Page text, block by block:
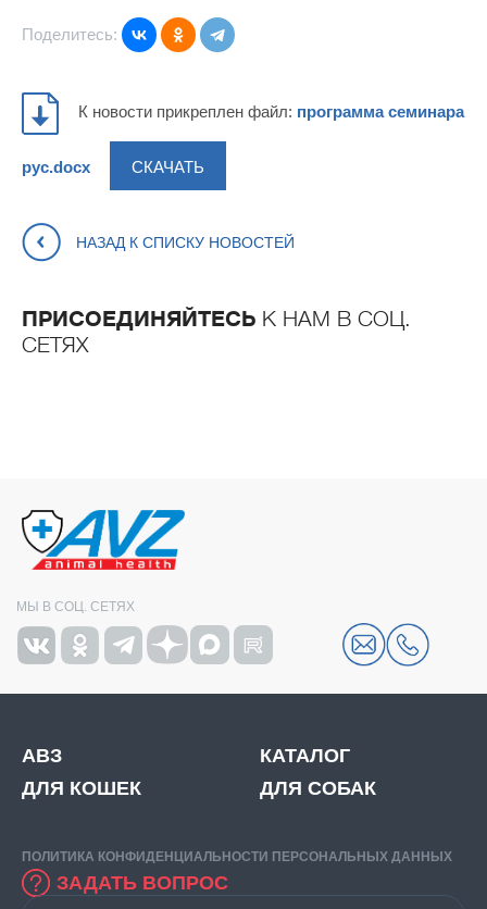
Поделитесь:
К новости прикреплен файл: программа семинара
рус.docx СКАЧАТЬ
НАЗАД К СПИСКУ НОВОСТЕЙ
ПРИСОЕДИНЯЙТЕСЬ К НАМ В СОЦ.
СЕТЯХ
МЫ В СОЦ. СЕТЯХ
АВЗ
КАТАЛОГ
ДЛЯ КОШЕК
ДЛЯ СОБАК
ПОЛИТИКА КОНФИДЕНЦИАЛЬНОСТИ ПЕРСОНАЛЬНЫХ ДАННЫХ
ЗАДАТЬ ВОПРОС